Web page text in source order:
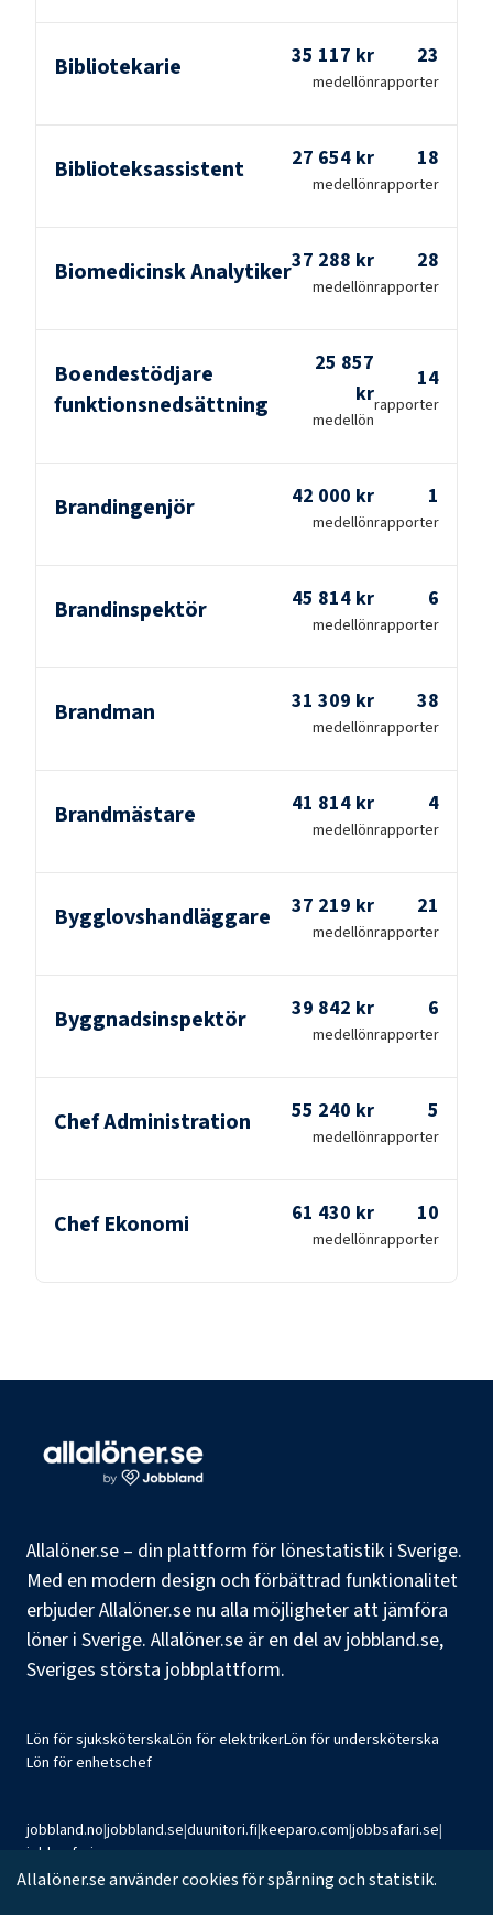
Bibliotekarie 35 117 kr
medellön
23
rapporter
Biblioteksassistent 27 654 kr
medellön
18
rapporter
Biomedicinsk Analytiker37 288 kr
medellön
28
rapporter
Boendestödjare
funktionsnedsättning
25 857
kr
medellön
14
rapporter
Brandingenjör 42 000 kr
medellön
1
rapporter
Brandinspektör 45 814 kr
medellön
6
rapporter
Brandman 31 309 kr
medellön
38
rapporter
Brandmästare 41 814 kr
medellön
4
rapporter
Bygglovshandläggare 37 219 kr
medellön
21
rapporter
Byggnadsinspektör 39 842 kr
medellön
6
rapporter
Chef Administration 55 240 kr
medellön
5
rapporter
Chef Ekonomi 61 430 kr
medellön
10
rapporter
Allalöner.se – din plattform för lönestatistik i Sverige.
Med en modern design och förbättrad funktionalitet
erbjuder Allalöner.se nu alla möjligheter att jämföra
löner i Sverige. Allalöner.se är en del av jobbland.se,
Sveriges största jobbplattform.
Lön för sjuksköterskaLön för elektrikerLön för undersköterska
Lön för enhetschef
jobbland.no|jobbland.se|duunitori.fi|keeparo.com|jobbsafari.se|
jobbsafari.no
Allalöner.se använder cookies för spårning och statistik.